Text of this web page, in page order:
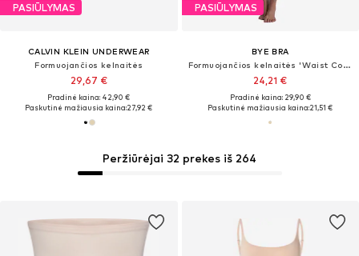
PASIŪLYMAS
CALVIN KLEIN UNDERWEAR
Formuojančios kelnaitės
29,67 €
Pradinė kaina: 42,90 €
Paskutinė mažiausia kaina:27,92 €
PASIŪLYMAS
BYE BRA
Formuojančios kelnaitės 'Waist Control'
24,21 €
Pradinė kaina: 29,90 €
Paskutinė mažiausia kaina:21,51 €
Peržiūrėjai 32 prekes iš 264